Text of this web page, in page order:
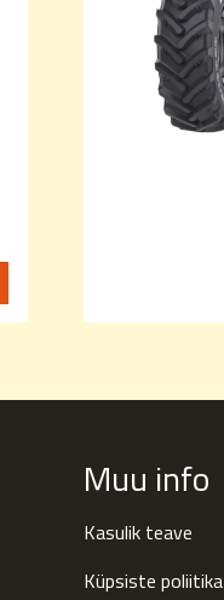
Muu info
Kasulik teave
Küpsiste poliitika